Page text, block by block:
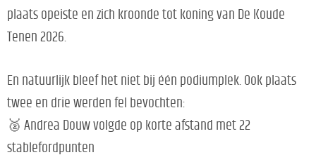
plaats opeiste en zich kroonde tot koning van De Koude
Tenen 2026.
En natuurlijk bleef het niet bij één podiumplek. Ook plaats
twee en drie werden fel bevochten:
🥈 Andrea Douw volgde op korte afstand met 22
stablefordpunten